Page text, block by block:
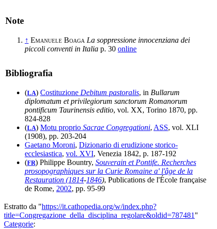
Note
↑ Emanuele Boaga La soppressione innocenziana dei
piccoli conventi in Italia p. 30 online
Bibliografia
(LA) Costituzione Debitum pastoralis, in Bullarum
diplomatum et privilegiorum sanctorum Romanorum
pontificum Taurinensis editio, vol. XX, Torino 1870, pp.
824-828
(LA) Motu proprio Sacrae Congregationi, ASS, vol. XLI
(1908), pp. 203-204
Gaetano Moroni, Dizionario di erudizione storico-
ecclesiastica, vol. XVI, Venezia 1842, p. 187-192
(FR) Philippe Bountry, Souverain et Pontife. Recherches
prosopographiques sur la Curie Romaine a' l'âge de la
Restauration (1814-1846), Publications de l'École française
de Rome, 2002, pp. 95-99
Estratto da "https://it.cathopedia.org/w/index.php?
title=Congregazione_della_disciplina_regolare&oldid=787481 "
Categorie: